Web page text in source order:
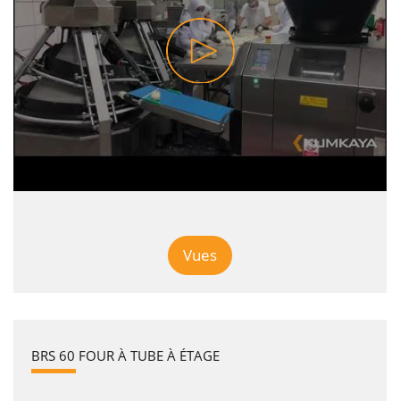
Vues
BRS 60 FOUR À TUBE À ÉTAGE